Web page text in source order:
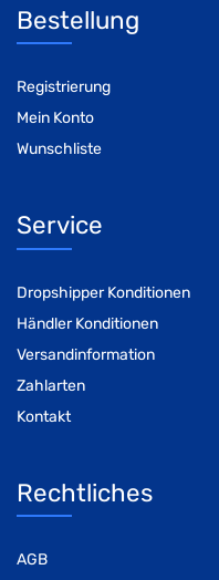
Bestellung
Registrierung
Mein Konto
Wunschliste
Service
Dropshipper Konditionen
Händler Konditionen
Versandinformation
Zahlarten
Kontakt
Rechtliches
AGB